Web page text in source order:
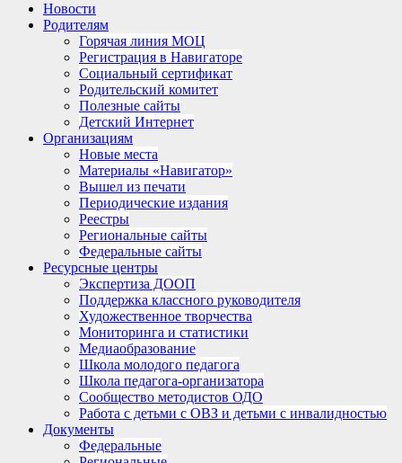
Новости
Родителям
Горячая линия МОЦ
Регистрация в Навигаторе
Социальный сертификат
Родительский комитет
Полезные сайты
Детский Интернет
Организациям
Новые места
Материалы «Навигатор»
Вышел из печати
Периодические издания
Реестры
Региональные сайты
Федеральные сайты
Ресурсные центры
Экспертиза ДООП
Поддержка классного руководителя
Художественное творчества
Мониторинга и статистики
Медиаобразование
Школа молодого педагога
Школа педагога-организатора
Сообщество методистов ОДО
Работа с детьми с ОВЗ и детьми с инвалидностью
Документы
Федеральные